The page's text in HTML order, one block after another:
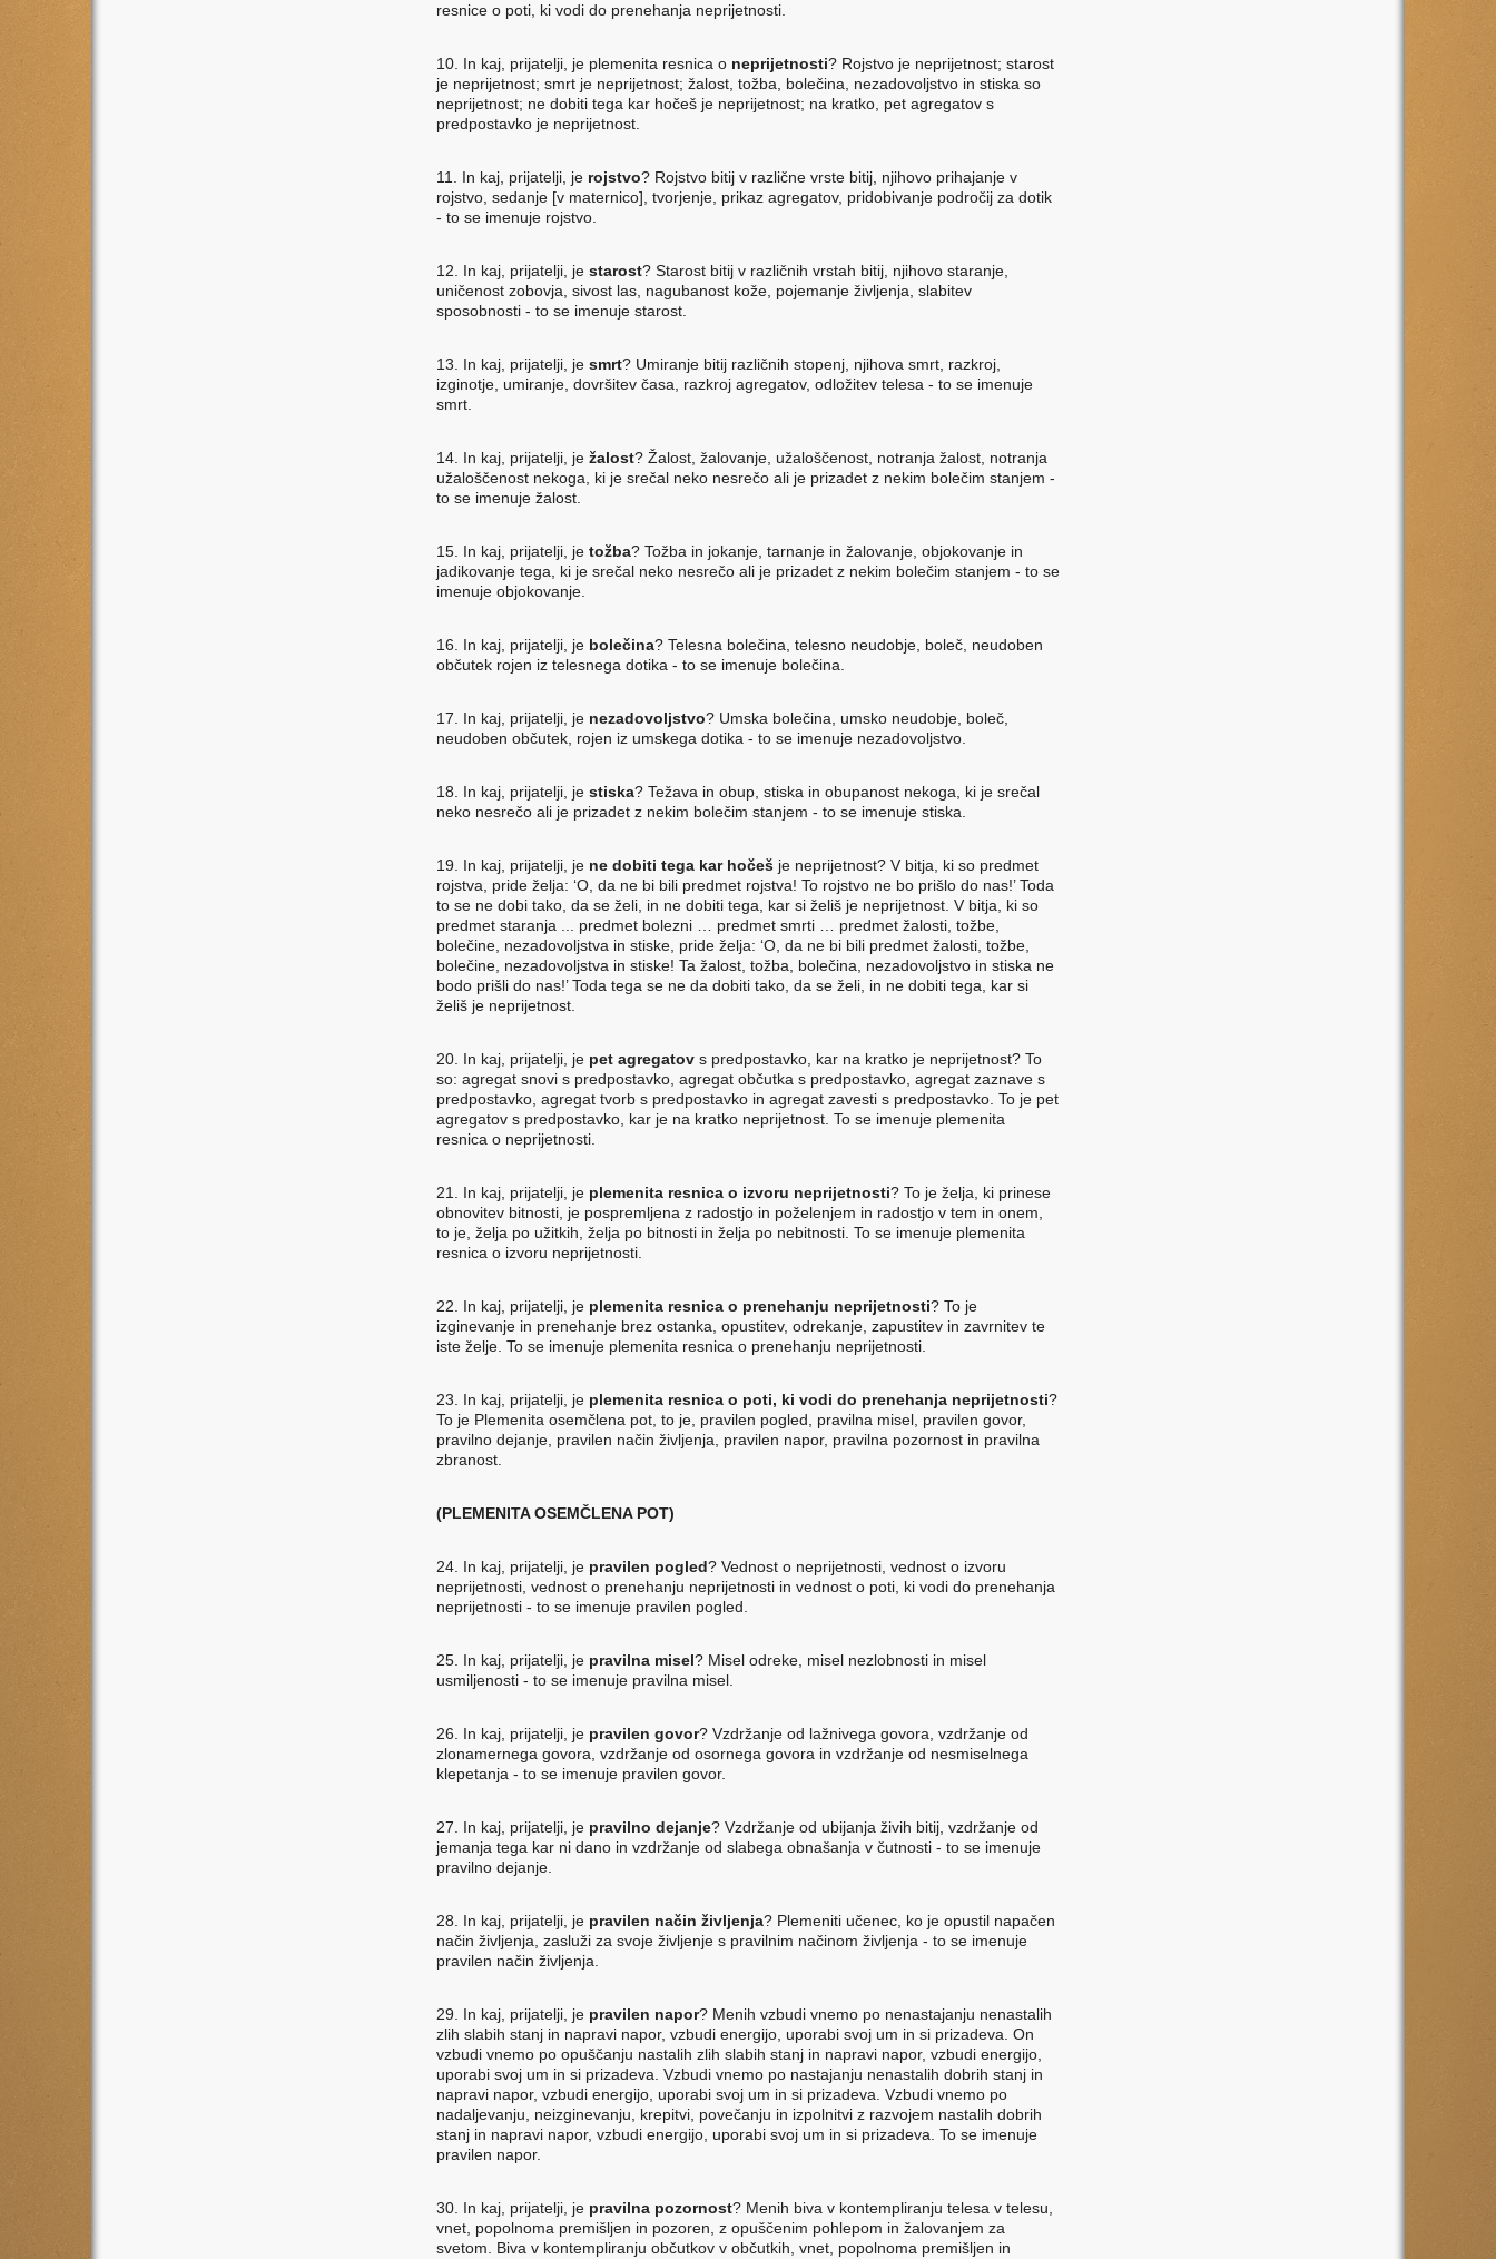
resnice o poti, ki vodi do prenehanja neprijetnosti.
10. In kaj, prijatelji, je plemenita resnica o neprijetnosti? Rojstvo je neprijetnost; starost
je neprijetnost; smrt je neprijetnost; žalost, tožba, bolečina, nezadovoljstvo in stiska so
neprijetnost; ne dobiti tega kar hočeš je neprijetnost; na kratko, pet agregatov s
predpostavko je neprijetnost.
11. In kaj, prijatelji, je rojstvo? Rojstvo bitij v različne vrste bitij, njihovo prihajanje v
rojstvo, sedanje [v maternico], tvorjenje, prikaz agregatov, pridobivanje področij za dotik
- to se imenuje rojstvo.
12. In kaj, prijatelji, je starost? Starost bitij v različnih vrstah bitij, njihovo staranje,
uničenost zobovja, sivost las, nagubanost kože, pojemanje življenja, slabitev
sposobnosti - to se imenuje starost.
13. In kaj, prijatelji, je smrt? Umiranje bitij različnih stopenj, njihova smrt, razkroj,
izginotje, umiranje, dovršitev časa, razkroj agregatov, odložitev telesa - to se imenuje
smrt.
14. In kaj, prijatelji, je žalost? Žalost, žalovanje, užaloščenost, notranja žalost, notranja
užaloščenost nekoga, ki je srečal neko nesrečo ali je prizadet z nekim bolečim stanjem -
to se imenuje žalost.
15. In kaj, prijatelji, je tožba? Tožba in jokanje, tarnanje in žalovanje, objokovanje in
jadikovanje tega, ki je srečal neko nesrečo ali je prizadet z nekim bolečim stanjem - to se
imenuje objokovanje.
16. In kaj, prijatelji, je bolečina? Telesna bolečina, telesno neudobje, boleč, neudoben
občutek rojen iz telesnega dotika - to se imenuje bolečina.
17. In kaj, prijatelji, je nezadovoljstvo? Umska bolečina, umsko neudobje, boleč,
neudoben občutek, rojen iz umskega dotika - to se imenuje nezadovoljstvo.
18. In kaj, prijatelji, je stiska? Težava in obup, stiska in obupanost nekoga, ki je srečal
neko nesrečo ali je prizadet z nekim bolečim stanjem - to se imenuje stiska.
19. In kaj, prijatelji, je ne dobiti tega kar hočeš je neprijetnost? V bitja, ki so predmet
rojstva, pride želja: ‘O, da ne bi bili predmet rojstva! To rojstvo ne bo prišlo do nas!’ Toda
to se ne dobi tako, da se želi, in ne dobiti tega, kar si želiš je neprijetnost. V bitja, ki so
predmet staranja ... predmet bolezni … predmet smrti … predmet žalosti, tožbe,
bolečine, nezadovoljstva in stiske, pride želja: ‘O, da ne bi bili predmet žalosti, tožbe,
bolečine, nezadovoljstva in stiske! Ta žalost, tožba, bolečina, nezadovoljstvo in stiska ne
bodo prišli do nas!’ Toda tega se ne da dobiti tako, da se želi, in ne dobiti tega, kar si
želiš je neprijetnost.
20. In kaj, prijatelji, je pet agregatov s predpostavko, kar na kratko je neprijetnost? To
so: agregat snovi s predpostavko, agregat občutka s predpostavko, agregat zaznave s
predpostavko, agregat tvorb s predpostavko in agregat zavesti s predpostavko. To je pet
agregatov s predpostavko, kar je na kratko neprijetnost. To se imenuje plemenita
resnica o neprijetnosti.
21. In kaj, prijatelji, je plemenita resnica o izvoru neprijetnosti? To je želja, ki prinese
obnovitev bitnosti, je pospremljena z radostjo in poželenjem in radostjo v tem in onem,
to je, želja po užitkih, želja po bitnosti in želja po nebitnosti. To se imenuje plemenita
resnica o izvoru neprijetnosti.
22. In kaj, prijatelji, je plemenita resnica o prenehanju neprijetnosti? To je
izginevanje in prenehanje brez ostanka, opustitev, odrekanje, zapustitev in zavrnitev te
iste želje. To se imenuje plemenita resnica o prenehanju neprijetnosti.
23. In kaj, prijatelji, je plemenita resnica o poti, ki vodi do prenehanja neprijetnosti?
To je Plemenita osemčlena pot, to je, pravilen pogled, pravilna misel, pravilen govor,
pravilno dejanje, pravilen način življenja, pravilen napor, pravilna pozornost in pravilna
zbranost.
(PLEMENITA OSEMČLENA POT)
24. In kaj, prijatelji, je pravilen pogled? Vednost o neprijetnosti, vednost o izvoru
neprijetnosti, vednost o prenehanju neprijetnosti in vednost o poti, ki vodi do prenehanja
neprijetnosti - to se imenuje pravilen pogled.
25. In kaj, prijatelji, je pravilna misel? Misel odreke, misel nezlobnosti in misel
usmiljenosti - to se imenuje pravilna misel.
26. In kaj, prijatelji, je pravilen govor? Vzdržanje od lažnivega govora, vzdržanje od
zlonamernega govora, vzdržanje od osornega govora in vzdržanje od nesmiselnega
klepetanja - to se imenuje pravilen govor.
27. In kaj, prijatelji, je pravilno dejanje? Vzdržanje od ubijanja živih bitij, vzdržanje od
jemanja tega kar ni dano in vzdržanje od slabega obnašanja v čutnosti - to se imenuje
pravilno dejanje.
28. In kaj, prijatelji, je pravilen način življenja? Plemeniti učenec, ko je opustil napačen
način življenja, zasluži za svoje življenje s pravilnim načinom življenja - to se imenuje
pravilen način življenja.
29. In kaj, prijatelji, je pravilen napor? Menih vzbudi vnemo po nenastajanju nenastalih
zlih slabih stanj in napravi napor, vzbudi energijo, uporabi svoj um in si prizadeva. On
vzbudi vnemo po opuščanju nastalih zlih slabih stanj in napravi napor, vzbudi energijo,
uporabi svoj um in si prizadeva. Vzbudi vnemo po nastajanju nenastalih dobrih stanj in
napravi napor, vzbudi energijo, uporabi svoj um in si prizadeva. Vzbudi vnemo po
nadaljevanju, neizginevanju, krepitvi, povečanju in izpolnitvi z razvojem nastalih dobrih
stanj in napravi napor, vzbudi energijo, uporabi svoj um in si prizadeva. To se imenuje
pravilen napor.
30. In kaj, prijatelji, je pravilna pozornost? Menih biva v kontempliranju telesa v telesu,
vnet, popolnoma premišljen in pozoren, z opuščenim pohlepom in žalovanjem za
svetom. Biva v kontempliranju občutkov v občutkih, vnet, popolnoma premišljen in